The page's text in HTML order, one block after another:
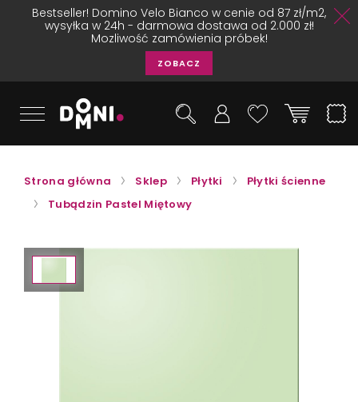
Bestseller! Domino Velo Bianco w cenie od 87 zł/m2,
wysyłka w 24h - darmowa dostawa od 2.000 zł!
Mozliwość zamówienia próbek!
ZOBACZ
Strona główna Sklep Płytki
Płytki ścienne
Tubądzin Pastel Miętowy